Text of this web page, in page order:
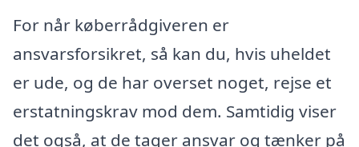
For når køberrådgiveren er
ansvarsforsikret, så kan du, hvis uheldet
er ude, og de har overset noget, rejse et
erstatningskrav mod dem. Samtidig viser
det også, at de tager ansvar og tænker på